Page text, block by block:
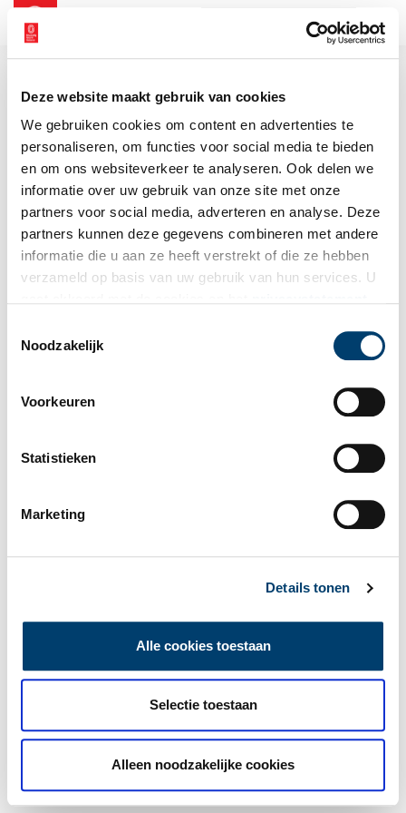
Deze website maakt gebruik van cookies
We gebruiken cookies om content en advertenties te
personaliseren, om functies voor social media te bieden
en om ons websiteverkeer te analyseren. Ook delen we
informatie over uw gebruik van onze site met onze
partners voor social media, adverteren en analyse. Deze
partners kunnen deze gegevens combineren met andere
informatie die u aan ze heeft verstrekt of die ze hebben
verzameld op basis van uw gebruik van hun services. U
Noodzakelijk
Voorkeuren
Statistieken
Marketing
Details tonen
Alle cookies toestaan
Selectie toestaan
Alleen noodzakelijke cookies